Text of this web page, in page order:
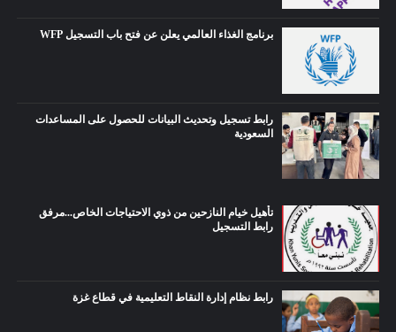
برنامج الغذاء العالمي يعلن عن فتح باب التسجيل WFP
رابط تسجيل وتحديث البيانات للحصول على المساعدات
السعودية
تأهيل خيام النازحين من ذوي الاحتياجات الخاص...مرفق
رابط التسجيل
رابط نظام إدارة النقاط التعليمية في قطاع غزة